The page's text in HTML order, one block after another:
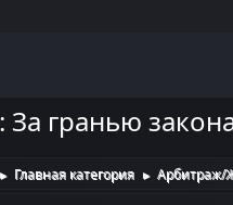
За гранью
► Главная категория ► Арбитраж/